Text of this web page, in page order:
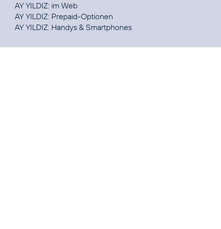
AY YILDIZ: im Web
AY YILDIZ: Prepaid-Optionen
AY YILDIZ: Handys & Smartphones